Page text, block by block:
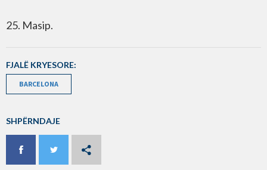
25. Masip.
FJALË KRYESORE:
BARCELONA
SHPËRNDAJE